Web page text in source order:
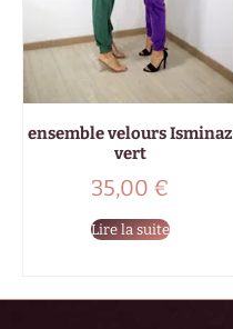
ensemble velours Isminaz
vert
35,00 €
Lire la suite